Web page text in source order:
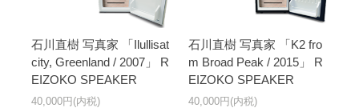
石川直樹 写真家 「Ilullisat
city, Greenland / 2007」 R
EIZOKO SPEAKER
40,000円(内税)
石川直樹 写真家 「K2 fro
m Broad Peak / 2015」 R
EIZOKO SPEAKER
40,000円(内税)